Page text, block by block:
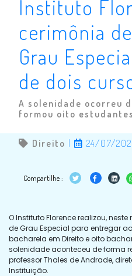
Instituto
cerimônia
Grau
de dois
A solenidade ocorreu
formou oito
Direito | 24/07/
Compartilhe :
O Instituto Florence realizou,
de Grau Especial para entregar
bacharela em Direito e oito
solenidade aconteceu de forma
professor Thales de Andrade,
Instituição.